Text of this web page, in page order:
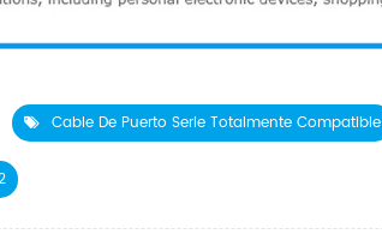
Cable De Puerto Serie Totalmente Compatible